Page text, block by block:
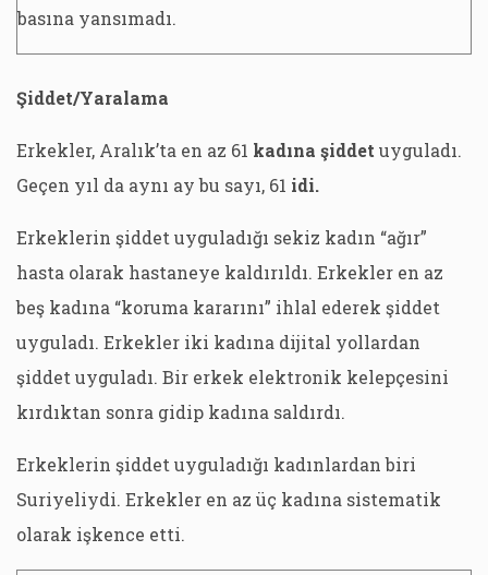
basına yansımadı.
Şiddet/Yaralama
Erkekler, Aralık’ta en az 61 kadına şiddet uyguladı.
Geçen yıl da aynı ay bu sayı, 61 idi.
Erkeklerin şiddet uyguladığı sekiz kadın “ağır”
hasta olarak hastaneye kaldırıldı. Erkekler en az
beş kadına “koruma kararını” ihlal ederek şiddet
uyguladı. Erkekler iki kadına dijital yollardan
şiddet uyguladı. Bir erkek elektronik kelepçesini
kırdıktan sonra gidip kadına saldırdı.
Erkeklerin şiddet uyguladığı kadınlardan biri
Suriyeliydi. Erkekler en az üç kadına sistematik
olarak işkence etti.